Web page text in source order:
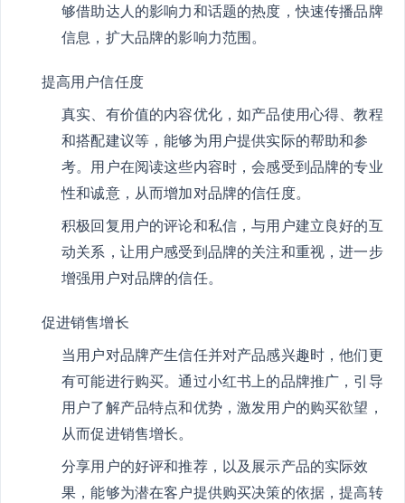
够借助达人的影响力和话题的热度，快速传播品牌
信息，扩大品牌的影响力范围。
提高用户信任度
真实、有价值的内容优化，如产品使用心得、教程
和搭配建议等，能够为用户提供实际的帮助和参
考。用户在阅读这些内容时，会感受到品牌的专业
性和诚意，从而增加对品牌的信任度。
积极回复用户的评论和私信，与用户建立良好的互
动关系，让用户感受到品牌的关注和重视，进一步
增强用户对品牌的信任。
促进销售增长
当用户对品牌产生信任并对产品感兴趣时，他们更
有可能进行购买。通过小红书上的品牌推广，引导
用户了解产品特点和优势，激发用户的购买欲望，
从而促进销售增长。
分享用户的好评和推荐，以及展示产品的实际效
果，能够为潜在客户提供购买决策的依据，提高转